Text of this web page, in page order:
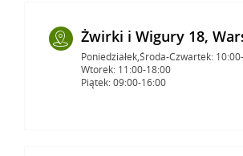
Żwirki i Wigury 18,
Poniedziałek,Środa-Czwartek:
Wtorek: 11:00-18:00
Piątek: 09:00-16:00